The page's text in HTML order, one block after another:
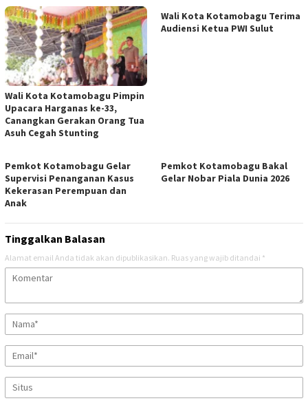
Wali Kota Kotamobagu Pimpin
Upacara Harganas ke-33,
Canangkan Gerakan Orang Tua
Asuh Cegah Stunting
Wali Kota Kotamobagu Terima
Audiensi Ketua PWI Sulut
Pemkot Kotamobagu Gelar
Supervisi Penanganan Kasus
Kekerasan Perempuan dan
Anak
Pemkot Kotamobagu Bakal
Gelar Nobar Piala Dunia 2026
Tinggalkan Balasan
Alamat email Anda tidak akan dipublikasikan. Ruas yang wajib ditandai *